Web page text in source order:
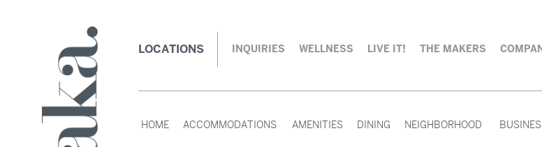
LOCATIONS INQUIRIES WELLNESS LIVE IT! THE MAKERS
HOME ACCOMMODATIONS AMENITIES DINING NEIGHBORHOOD